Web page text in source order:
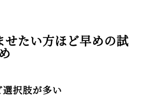
せたい方ほど早めの試
択肢が多い